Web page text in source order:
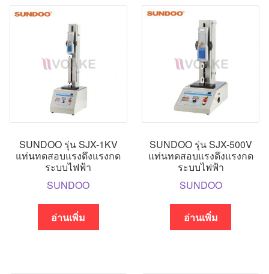
SUNDOO รุ่น SJX-1KV
แท่นทดสอบแรงดึงแรงกด
ระบบไฟฟ้า
SUNDOO
อ่านเพิ่ม
SUNDOO รุ่น SJX-500V
แท่นทดสอบแรงดึงแรงกด
ระบบไฟฟ้า
SUNDOO
อ่านเพิ่ม